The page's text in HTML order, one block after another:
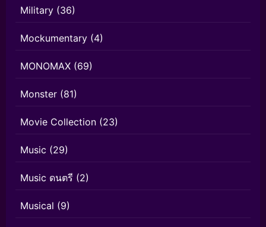
Military (36)
Mockumentary (4)
MONOMAX (69)
Monster (81)
Movie Collection (23)
Music (29)
Music ดนตรี (2)
Musical (9)